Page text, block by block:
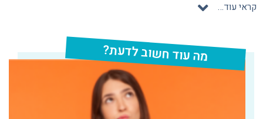
קראי עוד…
מה עוד חשוב לדעת?